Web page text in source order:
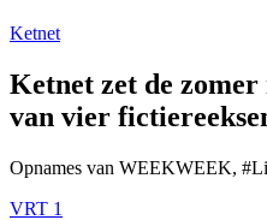
Ketnet
Ketnet zet de zomer
van vier
Opnames van WEEKWEEK,
VRT 1